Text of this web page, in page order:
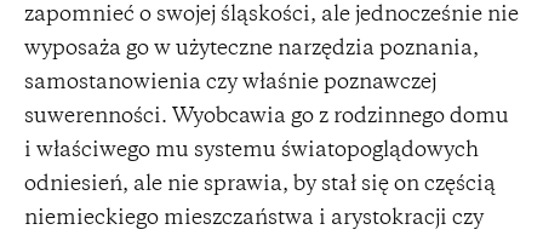
zapomnieć o swojej śląskości, ale jednocześnie nie
wyposaża go w użyteczne narzędzia poznania,
samostanowienia czy właśnie poznawczej
suwerenności. Wyobcawia go z rodzinnego domu
i właściwego mu systemu światopoglądowych
odniesień, ale nie sprawia, by stał się on częścią
niemieckiego mieszczaństwa i arystokracji czy